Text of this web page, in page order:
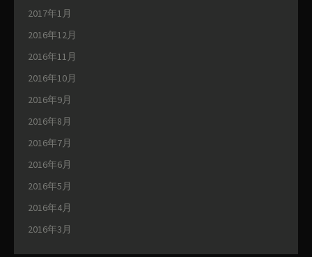
2017年1月
2016年12月
2016年11月
2016年10月
2016年9月
2016年8月
2016年7月
2016年6月
2016年5月
2016年4月
2016年3月